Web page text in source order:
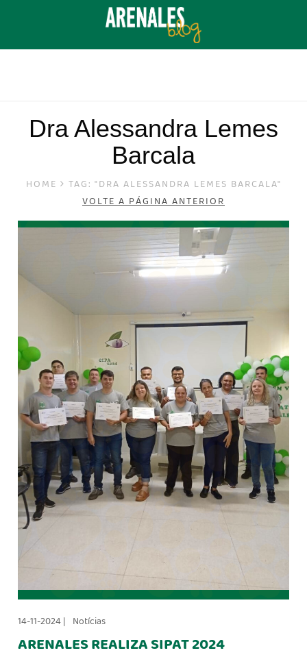
Dra Alessandra Lemes
Barcala
HOME
TAG: "DRA ALESSANDRA LEMES BARCALA"
VOLTE A PÁGINA ANTERIOR
14-11-2024 | Notícias
ARENALES REALIZA SIPAT 2024